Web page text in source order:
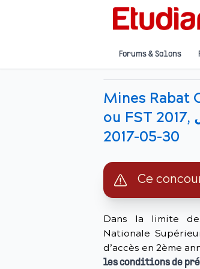
Forums & Salons
Mines Rabat
ou FST 2017, التسجيل عبر الأنترنيت + ارسال الملف اليكترونيا قبل
30-05-2017
Ce
Dans la limite
Nationale
d’accès en 2ème
les conditions de